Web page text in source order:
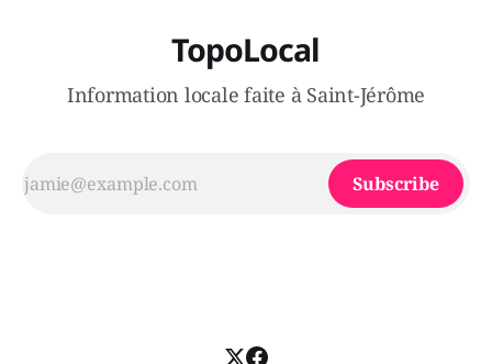
TopoLocal
Information locale faite à Saint-Jérôme
Subscribe